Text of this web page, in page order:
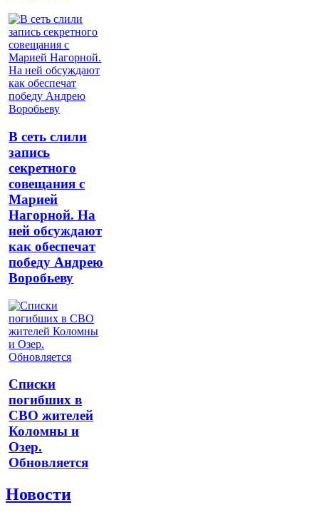
В сеть слили
запись
секретного
совещания с
Марией
Нагорной. На
ней обсуждают
как обеспечат
победу Андрею
Воробьеву
Списки
погибших в
СВО жителей
Коломны и
Озер.
Обновляется
Новости